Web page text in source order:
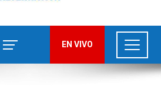
EN VIVO